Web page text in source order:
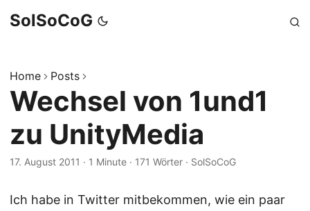
SolSoCoG
Home Posts
Wechsel von 1und1
zu UnityMedia
17. August 2011 · 1 Minute · 171 Wörter · SolSoCoG
Ich habe in Twitter mitbekommen, wie ein paar